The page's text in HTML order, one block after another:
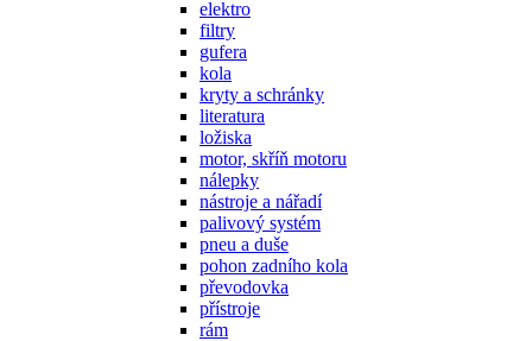
elektro
filtry
gufera
kola
kryty a schránky
literatura
ložiska
motor, skříň motoru
nálepky
nástroje a nářadí
palivový systém
pneu a duše
pohon zadního kola
převodovka
přístroje
rám